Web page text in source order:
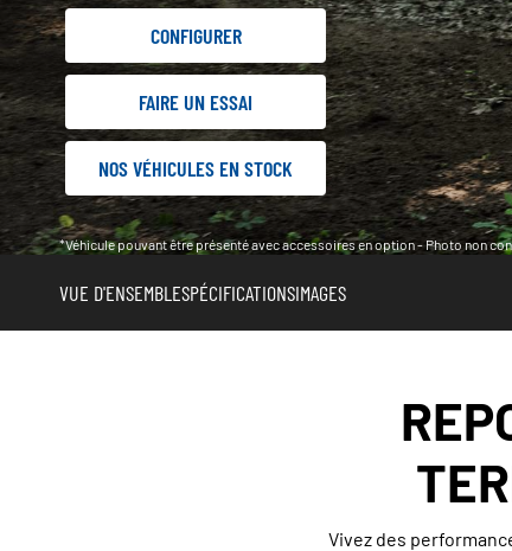
CONFIGURER
FAIRE UN ESSAI
NOS VÉHICULES EN STOCK
*Véhicule pouvant être présenté avec accessoires en option - Photo non
VUE D'ENSEMBLESPÉCIFICATIONSIMAGES
Vivez des